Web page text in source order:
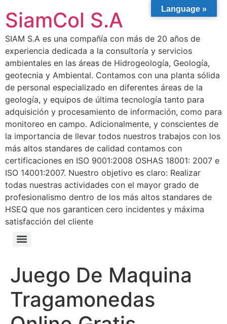
SiamCol S.A
SIAM S.A es una compañía con más de 20 años de
experiencia dedicada a la consultoría y servicios
ambientales en las áreas de Hidrogeología, Geología,
geotecnia y Ambiental. Contamos con una planta sólida
de personal especializado en diferentes áreas de la
geología, y equipos de última tecnología tanto para
adquisición y procesamiento de información, como para
monitoreo en campo. Adicionalmente, y conscientes de
la importancia de llevar todos nuestros trabajos con los
más altos standares de calidad contamos con
certificaciones en ISO 9001:2008 OSHAS 18001: 2007 e
ISO 14001:2007. Nuestro objetivo es claro: Realizar
todas nuestras actividades con el mayor grado de
profesionalismo dentro de los más altos standares de
HSEQ que nos garanticen cero incidentes y máxima
satisfacción del cliente
Juego De Maquina
Tragamonedas
Language »